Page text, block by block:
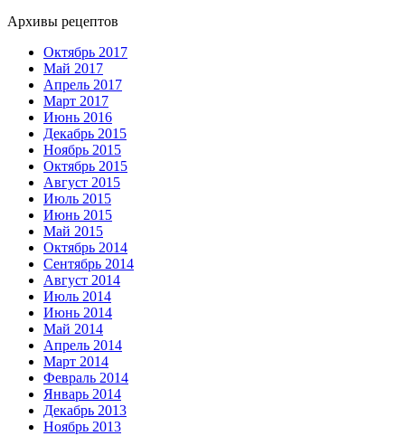
Архивы рецептов
Октябрь 2017
Май 2017
Апрель 2017
Март 2017
Июнь 2016
Декабрь 2015
Ноябрь 2015
Октябрь 2015
Август 2015
Июль 2015
Июнь 2015
Май 2015
Октябрь 2014
Сентябрь 2014
Август 2014
Июль 2014
Июнь 2014
Май 2014
Апрель 2014
Март 2014
Февраль 2014
Январь 2014
Декабрь 2013
Ноябрь 2013